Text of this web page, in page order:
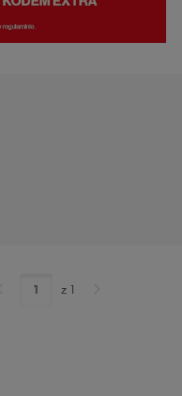
z 1